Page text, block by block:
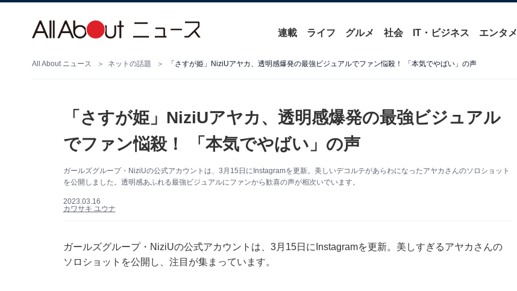
連載 ライフ グルメ 社会 IT・ビジネス エンタメ
All About ニュース ネットの話題 「さすが姫」NiziUアヤカ、透明感爆発の最強ビジュアルでファン悩殺！ 「本気でやばい」の声
「さすが姫」NiziUアヤカ、透明感爆発の最強ビジュアル
でファン悩殺！ 「本気でやばい」の声
ガールズグループ・NiziUの公式アカウントは、3月15日にInstagramを更新。美しいデコルテがあらわになったアヤカさんのソロショット
を公開しました。透明感あふれる最強ビジュアルにファンから歓喜の声が相次いでいます。
2023.03.16
カワサキ ユウナ
ガールズグループ・NiziUの公式アカウントは、3月15日にInstagramを更新。美しすぎるアヤカさんの
ソロショットを公開し、注目が集まっています。